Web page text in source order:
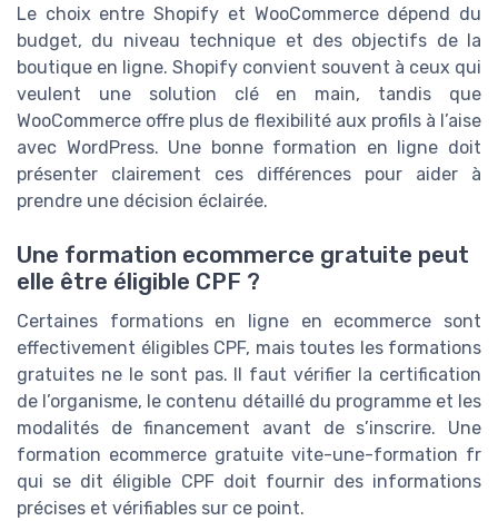
Le choix entre Shopify et WooCommerce dépend du
budget, du niveau technique et des objectifs de la
boutique en ligne. Shopify convient souvent à ceux qui
veulent une solution clé en main, tandis que
WooCommerce offre plus de flexibilité aux profils à l’aise
avec WordPress. Une bonne formation en ligne doit
présenter clairement ces différences pour aider à
prendre une décision éclairée.
Une formation ecommerce gratuite peut
elle être éligible CPF ?
Certaines formations en ligne en ecommerce sont
effectivement éligibles CPF, mais toutes les formations
gratuites ne le sont pas. Il faut vérifier la certification
de l’organisme, le contenu détaillé du programme et les
modalités de financement avant de s’inscrire. Une
formation ecommerce gratuite vite-une-formation fr
qui se dit éligible CPF doit fournir des informations
précises et vérifiables sur ce point.